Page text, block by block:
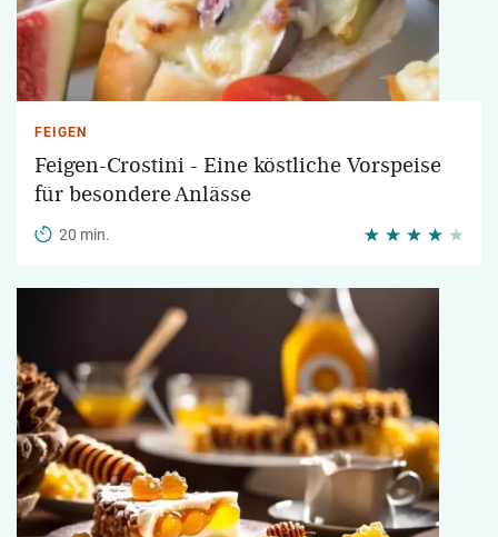
FEIGEN
Feigen-Crostini - Eine köstliche Vorspeise
für besondere Anlässe
20 min.